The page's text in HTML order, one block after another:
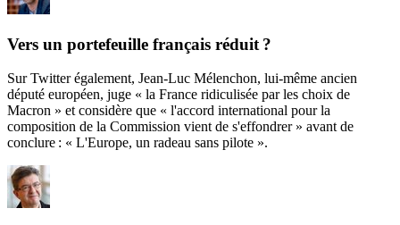
Vers un portefeuille français réduit ?
Sur Twitter également, Jean-Luc Mélenchon, lui-même ancien
député européen, juge « la France ridiculisée par les choix de
Macron » et considère que « l'accord international pour la
composition de la Commission vient de s'effondrer » avant de
conclure : « L'Europe, un radeau sans pilote ».